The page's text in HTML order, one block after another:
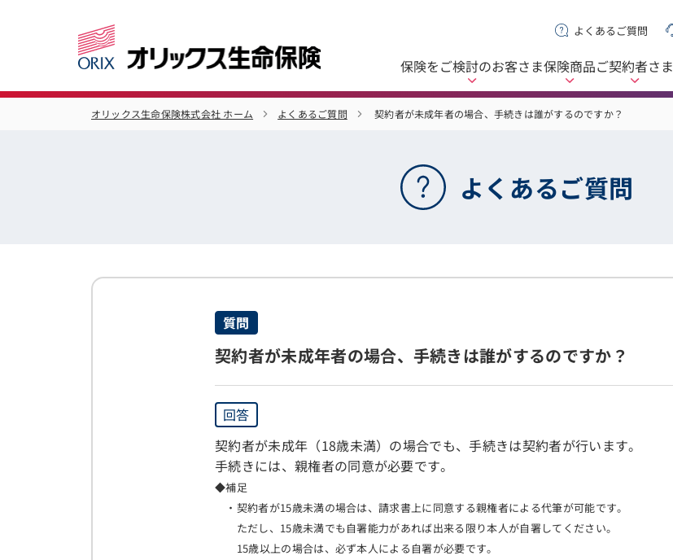
保険をご検討のお客さま保険商品ご契約者さま
よくあるご質問
オリックス生命保険株式会社 ホーム よくあるご質問 契約者が未成年者の場合、手続きは誰がするのですか？
よくあるご質問
質問
契約者が未成年者の場合、手続きは誰がするのですか？
回答
契約者が未成年（18歳未満）の場合でも、手続きは契約者が行います。
手続きには、親権者の同意が必要です。
◆補足
・契約者が15歳未満の場合は、請求書上に同意する親権者による代筆が可能です。
ただし、15歳未満でも自署能力があれば出来る限り本人が自署してください。
15歳以上の場合は、必ず本人による自署が必要です。